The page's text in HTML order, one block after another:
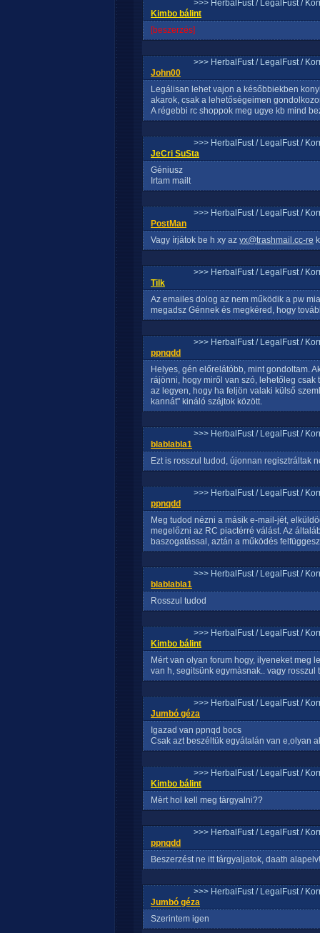
>>> HerbalFust / LegalFust /
Kimbo bálint
[beszerzés]
>>> HerbalFust / LegalFust /
John00
Legálisan lehet vajon a későbbiekben
akarok, csak a lehetőségeimen
A régebbi rc shoppok meg ugye kb mind
>>> HerbalFust / LegalFust /
JeCri SuSta
Géniusz
Irtam mailt
>>> HerbalFust / LegalFust /
PostMan
Vagy írjátok be h xy az yx@trashmail.cc-re
>>> HerbalFust / LegalFust /
Tilk
Az emailes dolog az nem működik a pw
megadsz Génnek és megkéred, hogy
>>> HerbalFust / LegalFust /
ppnqdd
Helyes, gén előrelátóbb, mint gondoltam.
rájönni, hogy miről van szó, lehetőleg
az legyen, hogy ha feljön valaki külső
kannát" kináló szájtok között.
>>> HerbalFust / LegalFust /
blablabla1
Ezt is rosszul tudod, újonnan regisztráltak
>>> HerbalFust / LegalFust /
ppnqdd
Meg tudod nézni a másik e-mail-jét,
megelőzni az RC piactérré válást. Az
baszogatással, aztán a működés
>>> HerbalFust / LegalFust /
blablabla1
Rosszul tudod
>>> HerbalFust / LegalFust /
Kimbo bálint
Mért van olyan forum hogy, ilyeneket meg
van h, segitsünk egymàsnak.. vagy rosszul
>>> HerbalFust / LegalFust /
Jumbó géza
Igazad van ppnqd bocs
Csak azt beszéltük egyátalán van e,olyan
>>> HerbalFust / LegalFust /
Kimbo bálint
Mèrt hol kell meg tàrgyalni??
>>> HerbalFust / LegalFust /
ppnqdd
Beszerzést ne itt tárgyaljatok, daath alapelv!
>>> HerbalFust / LegalFust /
Jumbó géza
Szerintem igen